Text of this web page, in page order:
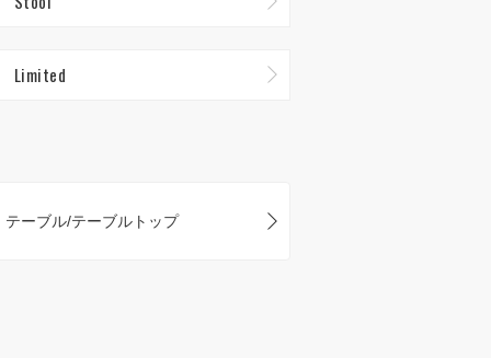
Limited
テーブル/テーブルトップ